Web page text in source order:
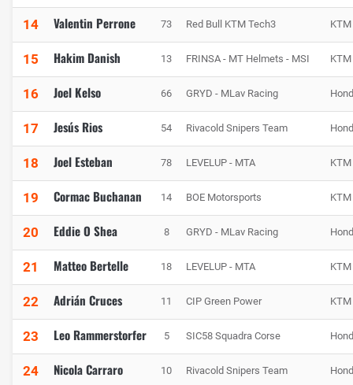
14 Valentin Perrone 73 Red Bull KTM Tech3 KTM
15 Hakim Danish 13 FRINSA - MT Helmets - MSI KTM
16 Joel Kelso 66 GRYD - MLav Racing
17 Jesús Rios 54 Rivacold Snipers Team
18 Joel Esteban 78 LEVELUP - MTA KTM
19 Cormac Buchanan 14 BOE Motorsports KTM
20 Eddie O Shea 8 GRYD - MLav Racing
21 Matteo Bertelle 18 LEVELUP - MTA KTM
22 Adrián Cruces 11 CIP Green Power KTM
23 Leo Rammerstorfer 5 SIC58 Squadra Corse
24 Nicola Carraro 10 Rivacold Snipers Team